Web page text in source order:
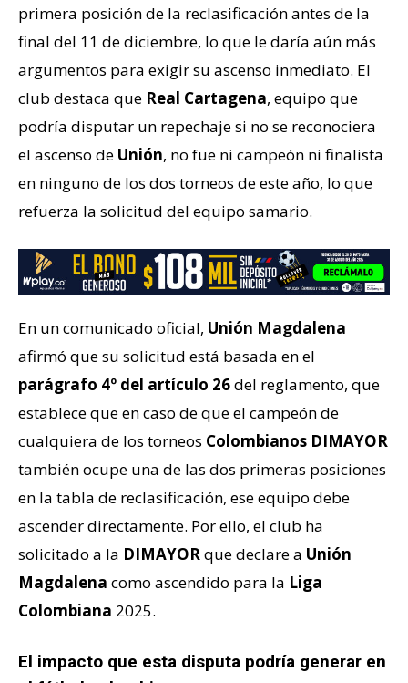
primera posición de la reclasificación antes de la
final del 11 de diciembre, lo que le daría aún más
argumentos para exigir su ascenso inmediato. El
club destaca que Real Cartagena, equipo que
podría disputar un repechaje si no se reconociera
el ascenso de Unión, no fue ni campeón ni finalista
en ninguno de los dos torneos de este año, lo que
refuerza la solicitud del equipo samario.
En un comunicado oficial, Unión Magdalena
afirmó que su solicitud está basada en el
parágrafo 4º del artículo 26del reglamento, que
establece que en caso de que el campeón de
cualquiera de los torneos Colombianos DIMAYOR
también ocupe una de las dos primeras posiciones
en la tabla de reclasificación, ese equipo debe
ascender directamente. Por ello, el club ha
solicitado a la DIMAYORque declare a Unión
Magdalena como ascendido para la Liga
Colombiana 2025.
El impacto que esta disputa podría generar en